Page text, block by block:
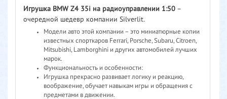
Игрушка BMW Z4 35i на радиоуправлении 1:50 –
очередной шедевр компании Silverlit.
Модели авто этой компании – это миниатюрные копии
известных спорткаров Ferrari, Porsche, Subaru, Citroen,
Mitsubishi, Lamborghini и других автомобилей лучших
марок.
Функциональность и особенности:
Игрушка прекрасно развивает логику и реакцию,
воображение, обучает навыкам игры и обращения с
предметами в движении.